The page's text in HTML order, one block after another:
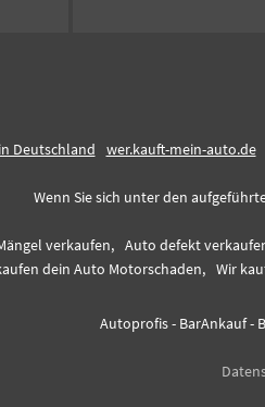
Deutschland wer.kauft-mein-auto.de
Wenn Sie sich unter den
verkaufen, Auto defekt
dein Auto Motorschaden, Wir
Autoprofis - BarAnkauf-